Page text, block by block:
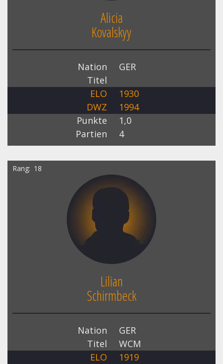
Alicia
Kovalskyy
Nation
GER
Titel
ELO
1930
DWZ
1994
Punkte
1,0
Partien
4
Rang 18
Lilian
Schirmbeck
Nation
GER
Titel
WCM
ELO
1919